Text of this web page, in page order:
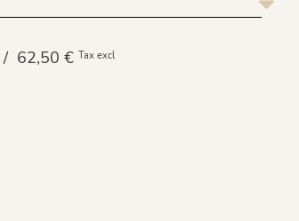
/ 62,50 € Tax excl